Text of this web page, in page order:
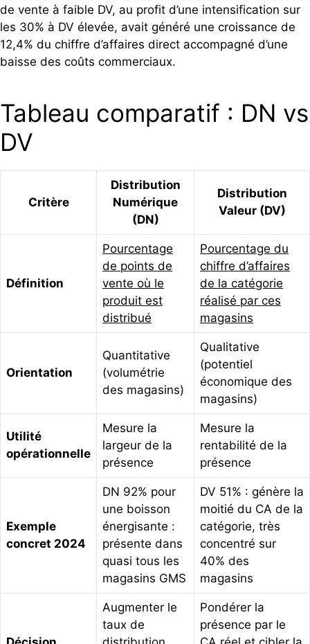
de vente à faible DV, au profit d’une intensification sur
les 30% à DV élevée, avait généré une croissance de
12,4% du chiffre d’affaires direct accompagné d’une
baisse des coûts commerciaux.
Tableau comparatif : DN vs
DV
Critère
Distribution
Numérique
(DN)
Distribution
Valeur (DV)
Définition
Pourcentage
de points de
vente où le
produit est
distribué
Pourcentage du
chiffre d’affaires
de la catégorie
réalisé par ces
magasins
Orientation
Quantitative
(volumétrie
des magasins)
Qualitative
(potentiel
économique des
magasins)
Utilité
opérationnelle
Mesure la
largeur de la
présence
Mesure la
rentabilité de la
présence
Exemple
concret 2024
DN 92% pour
une boisson
énergisante :
présente dans
quasi tous les
magasins GMS
DV 51% : génère la
moitié du CA de la
catégorie, très
concentré sur
40% des
magasins
Augmenter le
taux de
Pondérer la
présence par le